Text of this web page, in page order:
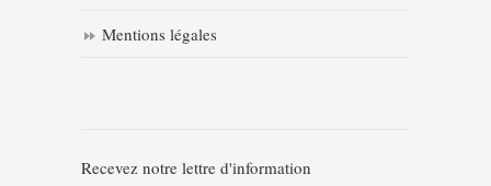
Mentions légales
Recevez notre lettre d'information